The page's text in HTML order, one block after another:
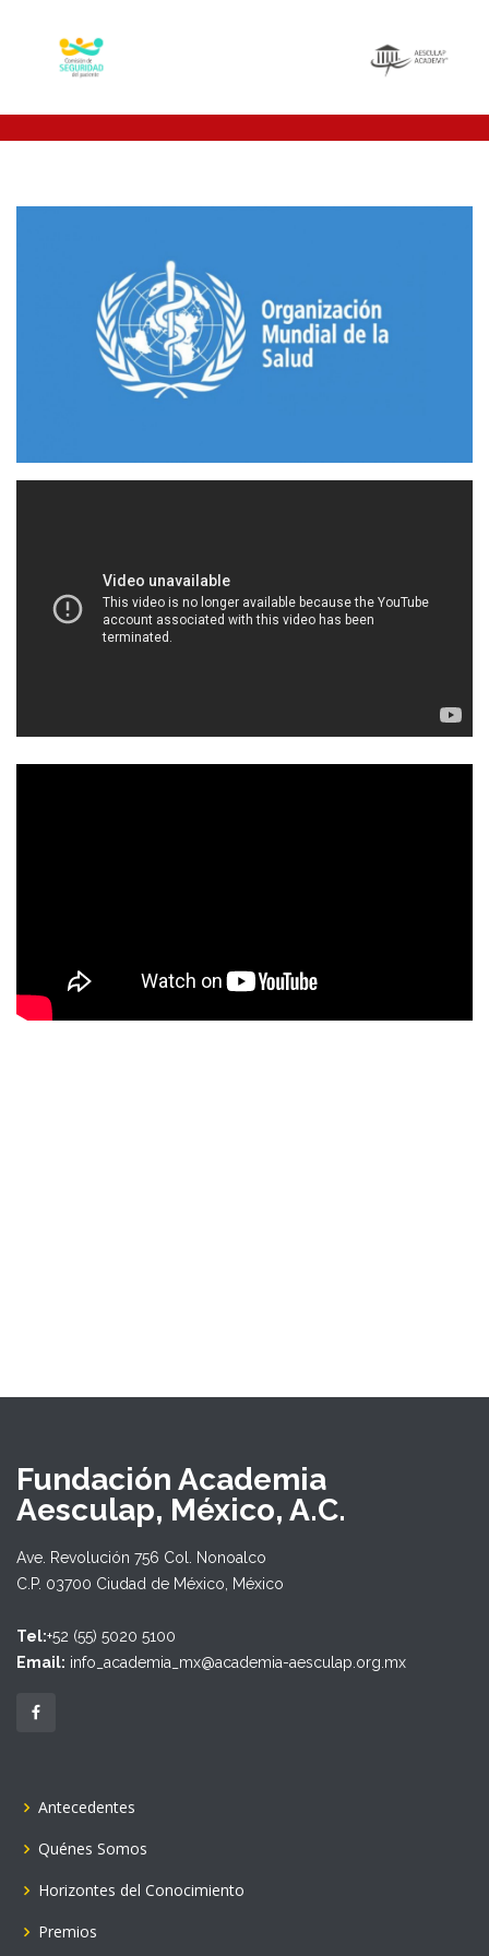
Fundación Academia
Aesculap, México, A.C.
Ave. Revolución 756 Col. Nonoalco
C.P. 03700 Ciudad de México, México
Tel:+52 (55) 5020 5100
Email: info_academia_mx@academia-aesculap.org.mx
Antecedentes
Quénes Somos
Horizontes del Conocimiento
Premios